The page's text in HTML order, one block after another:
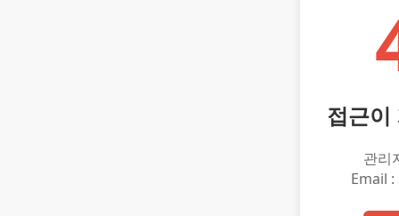
접근이
관리
Email